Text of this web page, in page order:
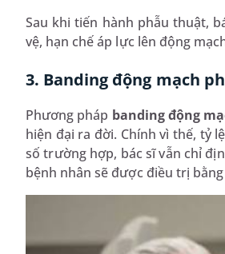
Sau khi tiến hành phẫu thuật,
vệ, hạn chế áp lực lên động
3. Banding động mạch
Phương pháp banding động
hiện đại ra đời. Chính vì thế, tỷ
số trường hợp, bác sĩ vẫn chỉ
bệnh nhân sẽ được điều trị